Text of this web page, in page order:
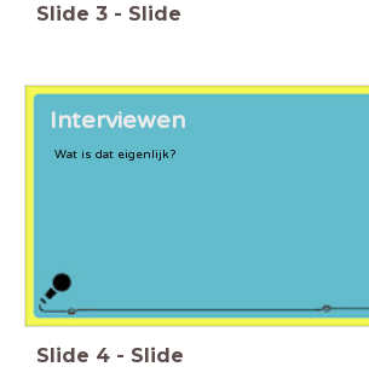
Slide 3 - Slide
Wat is dat eigenlijk?
Interviewen
Slide 4 - Slide